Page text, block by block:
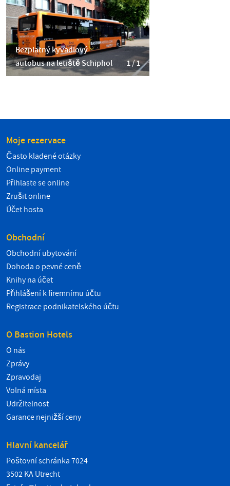
Bezplatný kyvadlový
autobus na letiště Schiphol
1 / 1
Moje rezervace
Často kladené otázky
Online payment
Přihlaste se online
Zrušit online
Účet hosta
Obchodní
Obchodní ubytování
Dohoda o pevné ceně
Knihy na účet
Přihlášení k firemnímu účtu
Registrace podnikatelského účtu
O Bastion Hotels
O nás
Zprávy
Zpravodaj
Volná místa
Udržitelnost
Garance nejnižší ceny
Hlavní kancelář
Poštovní schránka 7024
3502 KA Utrecht